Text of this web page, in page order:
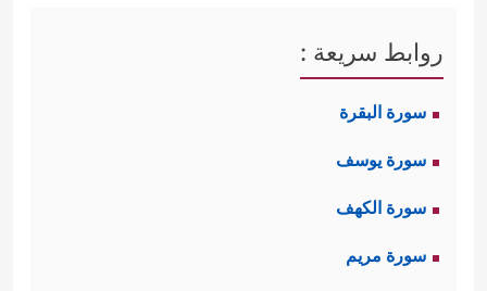
روابط سريعة :
سورة البقرة
سورة يوسف
سورة الكهف
سورة مريم